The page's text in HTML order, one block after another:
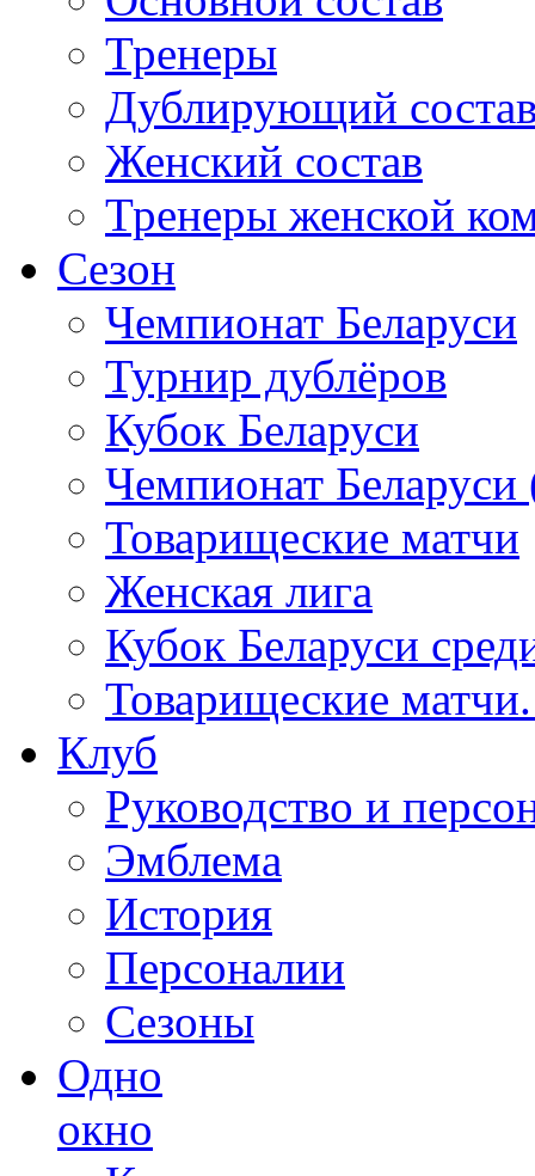
Тренеры
Дублирующий
Женский состав
Тренеры женской
Сезон
Чемпионат Беларуси
Турнир дублёров
Кубок Беларуси
Чемпионат
Товарищеские матчи
Женская лига
Кубок Беларуси
Товарищеские
Клуб
Руководство и
Эмблема
История
Персоналии
Сезоны
Одно
окно